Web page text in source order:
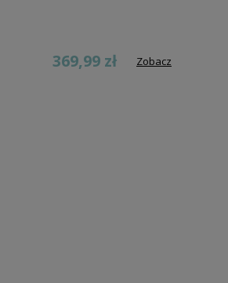
369,99 zł Zobacz